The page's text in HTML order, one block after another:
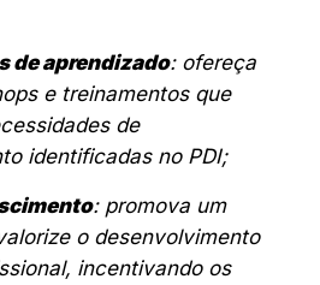
de aprendizado: ofereça
e treinamentos que
de
identificadas no PDI;
: promova um
o desenvolvimento
incentivando os